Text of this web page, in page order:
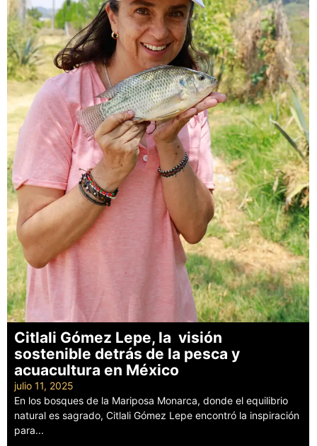
Citlali Gómez Lepe, la visión
sostenible detrás de la pesca y
acuacultura en México
julio 11, 2025
En los bosques de la Mariposa Monarca, donde el equilibrio
natural es sagrado, Citlali Gómez Lepe encontró la inspiración
para...